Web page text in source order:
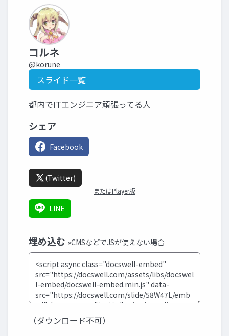
コルネ
@korune
スライド一覧
都内でITエンジニア頑張ってる人
シェア
Facebook
(Twitter)
またはPlayer版
LINE
埋め込む »CMSなどでJSが使えない場合
（ダウンロード不可）